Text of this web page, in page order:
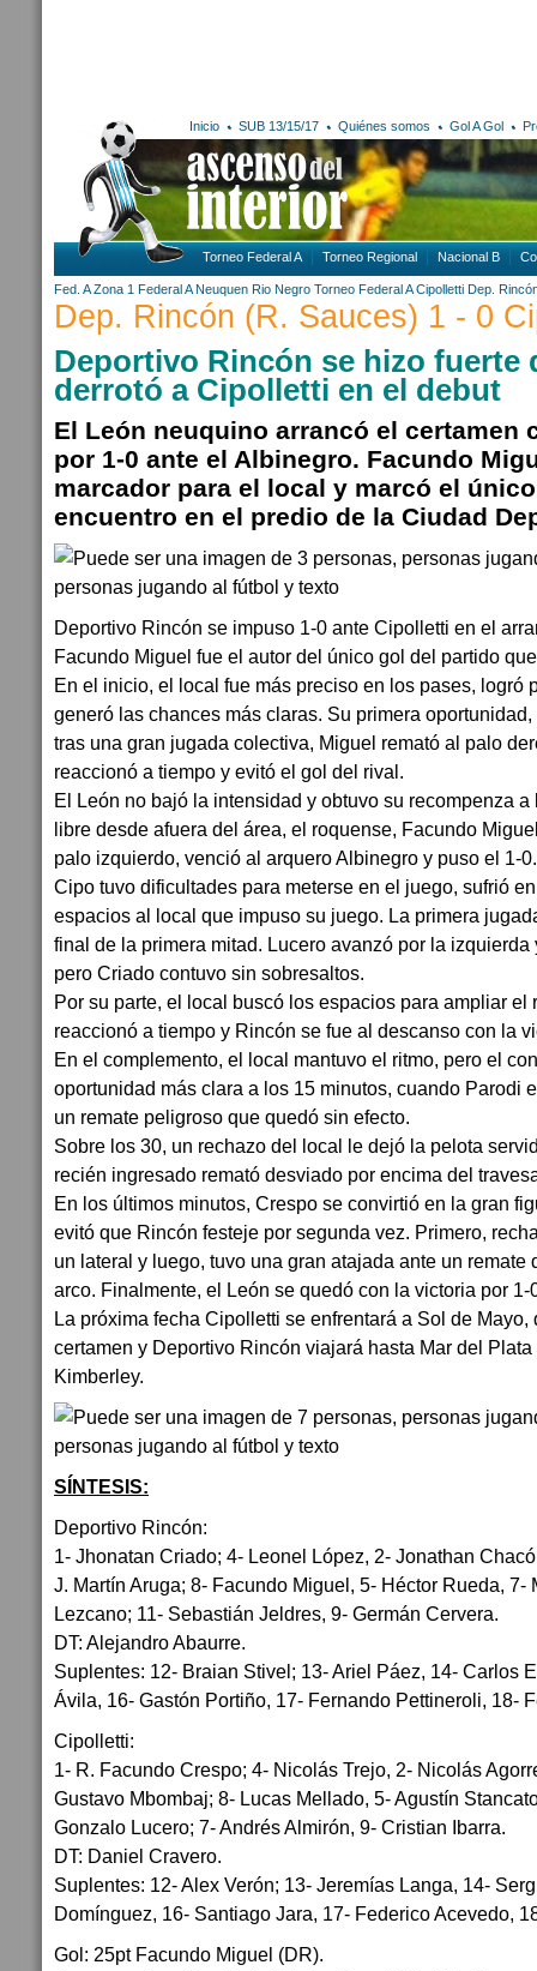
Inicio SUB 13/15/17 Quiénes somos Gol A Gol
Torneo Federal A Torneo Regional Nacional B
Fed. A Zona 1 Federal A Neuquen Rio Negro Torneo Federal A Cipolletti Dep.
Dep. Rincón (R. Sauces) 1 - 0
Deportivo Rincón se hizo fuerte
derrotó a Cipolletti en el debut
El León neuquino arrancó el certamen
por 1-0 ante el Albinegro. Facundo
marcador para el local y marcó el
encuentro en el predio de la Ciudad
Deportivo Rincón se impuso 1-0 ante Cipolletti en el
Facundo Miguel fue el autor del único gol del partido
En el inicio, el local fue más preciso en los pases, logró
generó las chances más claras. Su primera
tras una gran jugada colectiva, Miguel remató al palo
reaccionó a tiempo y evitó el gol del rival.
El León no bajó la intensidad y obtuvo su recompenza
libre desde afuera del área, el roquense, Facundo
palo izquierdo, venció al arquero Albinegro y puso el 1-0.
Cipo tuvo dificultades para meterse en el juego, sufrió
espacios al local que impuso su juego. La primera
final de la primera mitad. Lucero avanzó por la
pero Criado contuvo sin sobresaltos.
Por su parte, el local buscó los espacios para ampliar el
reaccionó a tiempo y Rincón se fue al descanso con la
En el complemento, el local mantuvo el ritmo, pero el
oportunidad más clara a los 15 minutos, cuando Parodi
un remate peligroso que quedó sin efecto.
Sobre los 30, un rechazo del local le dejó la pelota
recién ingresado remató desviado por encima del
En los últimos minutos, Crespo se convirtió en la gran
evitó que Rincón festeje por segunda vez. Primero,
un lateral y luego, tuvo una gran atajada ante un remate
arco. Finalmente, el León se quedó con la victoria por 1-
La próxima fecha Cipolletti se enfrentará a Sol de Mayo,
certamen y Deportivo Rincón viajará hasta Mar del
Kimberley.
SÍNTESIS:
Deportivo Rincón:
1- Jhonatan Criado; 4- Leonel López, 2- Jonathan
J. Martín Aruga; 8- Facundo Miguel, 5- Héctor Rueda, 7-
Lezcano; 11- Sebastián Jeldres, 9- Germán Cervera.
DT: Alejandro Abaurre.
Suplentes: 12- Braian Stivel; 13- Ariel Páez, 14- Carlos
Ávila, 16- Gastón Portiño, 17- Fernando Pettineroli, 18-
Cipolletti:
1- R. Facundo Crespo; 4- Nicolás Trejo, 2- Nicolás
Gustavo Mbombaj; 8- Lucas Mellado, 5- Agustín
Gonzalo Lucero; 7- Andrés Almirón, 9- Cristian Ibarra.
DT: Daniel Cravero.
Suplentes: 12- Alex Verón; 13- Jeremías Langa, 14-
Domínguez, 16- Santiago Jara, 17- Federico Acevedo,
Gol: 25pt Facundo Miguel (DR).